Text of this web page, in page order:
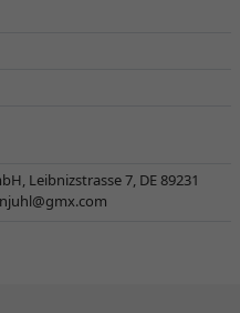
Leibnizstrasse 7, DE 89231